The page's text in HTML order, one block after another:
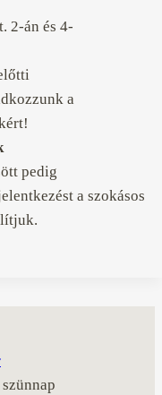
2-án és 4-
a
pedig
a szokásos